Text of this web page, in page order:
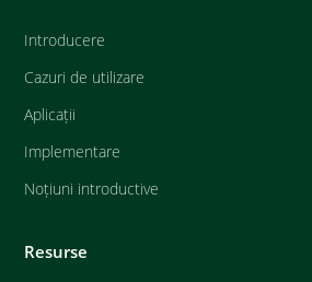
Introducere
Cazuri de utilizare
Aplicații
Implementare
Noțiuni introductive
Resurse